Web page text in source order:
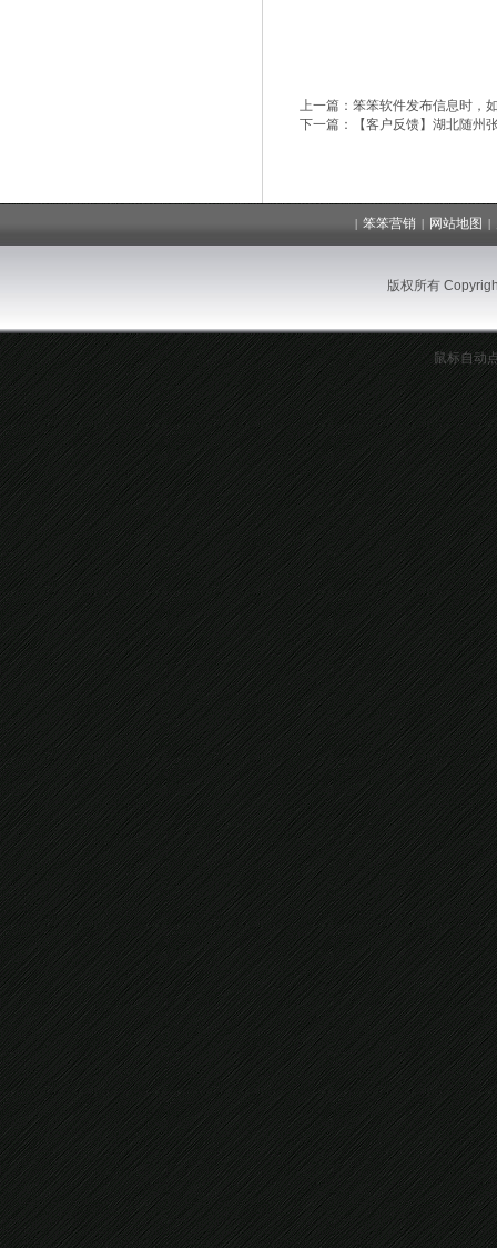
上一篇： 笨笨软件发布信息时，
下一篇：
【客户反馈】湖北随州
| 笨笨营销 | 网站地图 |
版权所有
鼠标自动